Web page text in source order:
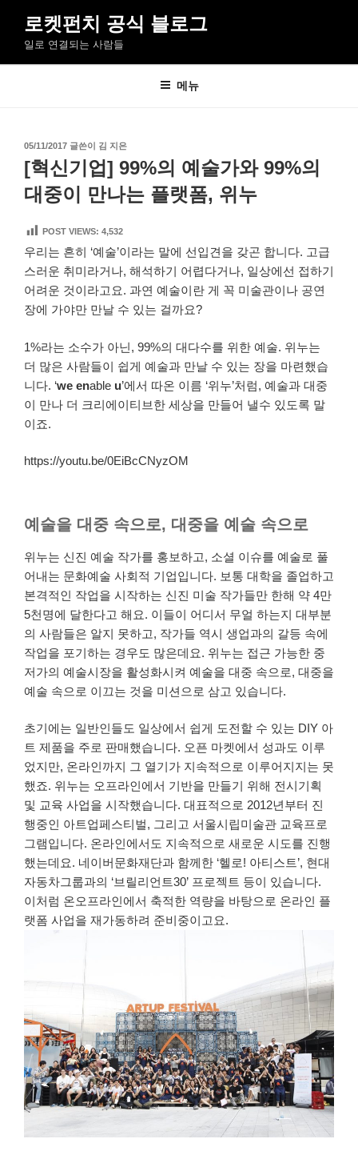
로
로켓펀치 공식 블로그
일로 연결되는 사람들
메뉴
작
성
자
05/11/2017 글쓴이 김 지은
[혁신기업] 99%의 예술가와 99%의
대중이 만나는 플랫폼, 위누
POST VIEWS: 4,532
우리는 흔히 ‘예술’이라는 말에 선입견을 갖곤 합니다. 고급
스러운 취미라거나, 해석하기 어렵다거나, 일상에선 접하기
어려운 것이라고요. 과연 예술이란 게 꼭 미술관이나 공연
장에 가야만 만날 수 있는 걸까요?
1%라는 소수가 아닌, 99%의 대다수를 위한 예술. 위누는
더 많은 사람들이 쉽게 예술과 만날 수 있는 장을 마련했습
니다. ‘we enable u’에서 따온 이름 ‘위누’처럼, 예술과 대중
이 만나 더 크리에이티브한 세상을 만들어 낼수 있도록 말
이죠.
https://youtu.be/0EiBcCNyzOM
예술을 대중 속으로, 대중을 예술 속으로
위누는 신진 예술 작가를 홍보하고, 소셜 이슈를 예술로 풀
어내는 문화예술 사회적 기업입니다. 보통 대학을 졸업하고
본격적인 작업을 시작하는 신진 미술 작가들만 한해 약 4만
5천명에 달한다고 해요. 이들이 어디서 무얼 하는지 대부분
의 사람들은 알지 못하고, 작가들 역시 생업과의 갈등 속에
작업을 포기하는 경우도 많은데요. 위누는 접근 가능한 중
저가의 예술시장을 활성화시켜 예술을 대중 속으로, 대중을
예술 속으로 이끄는 것을 미션으로 삼고 있습니다.
초기에는 일반인들도 일상에서 쉽게 도전할 수 있는 DIY 아
트 제품을 주로 판매했습니다. 오픈 마켓에서 성과도 이루
었지만, 온라인까지 그 열기가 지속적으로 이루어지지는 못
했죠. 위누는 오프라인에서 기반을 만들기 위해 전시기획
및 교육 사업을 시작했습니다. 대표적으로 2012년부터 진
행중인 아트업페스티벌, 그리고 서울시립미술관 교육프로
그램입니다. 온라인에서도 지속적으로 새로운 시도를 진행
했는데요. 네이버문화재단과 함께한 ‘헬로! 아티스트’, 현대
자동차그룹과의 ‘브릴리언트30’ 프로젝트 등이 있습니다.
이처럼 온오프라인에서 축적한 역량을 바탕으로 온라인 플
랫폼 사업을 재가동하려 준비중이고요.